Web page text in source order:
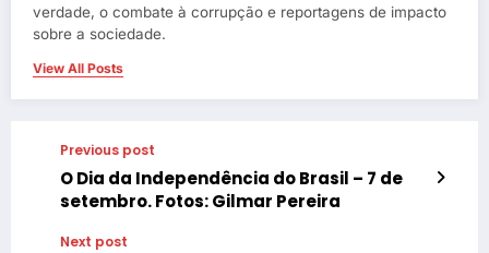
verdade, o combate à corrupção e reportagens de impacto
sobre a sociedade.
View All Posts
Previous post
O Dia da Independência do Brasil – 7 de
setembro. Fotos: Gilmar Pereira
Next post